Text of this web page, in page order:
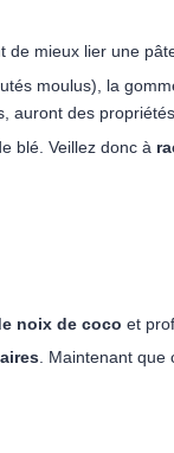
de mieux lier une
moulus), la
auront des
blé. Veillez donc à
noix de coco et
. Maintenant